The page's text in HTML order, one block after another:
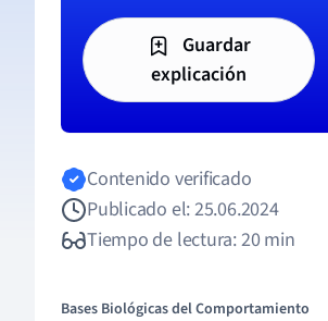
Guardar
explicación
Contenido verificado
Publicado el: 25.06.2024
Tiempo de lectura: 20 min
Bases Biológicas del Comportamiento